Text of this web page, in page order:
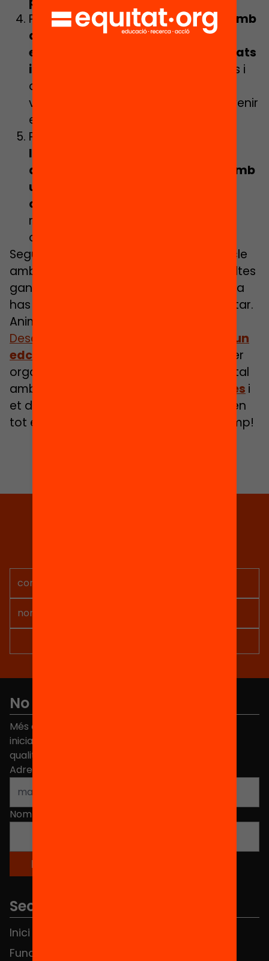
Perquè coneixeràs i t’enxarxaràs amb
altres membres de la comunitat
educativa d’altres territoris, realitats
i contextos
, tot connectant mirades i
aprenentatges, i fomentaràs nous
vincles i relacions que podran esdevenir
en nous projectes i aprenentatges.
Perquè
l’organització, logística i gestió
d’una jornada educativa digital amb
una metodologia de participació
oberta
recursos que podràs aplicar al teu
context.
Segur que després de llegir aquest article
amb aquests
tens moltes
ganes d’organitzar un Edcamp Online i ja
has pensat en quin tema hi podeu tractar.
Anima’t i fes-ho realitat!
Descarrega’t la guia
“Com organitzar un
edcamp online”
i segueix els passos per
organitzar i un celebrar un Edcamp digital
amb molt èxit.
Contacta amb nosaltres i
et donarem suport i t’acompanyarem en
tot el procés. Ens veiem al proper Edcamp!
No et perdis res
Més de 40.000 persones ja han triat Equitat. Rep
iniciatives, propostes i projectes per millorar la
qualitat de l'educació a Catalunya.
Adreça electrònica
Nom
Seccions
Inici
Fundació